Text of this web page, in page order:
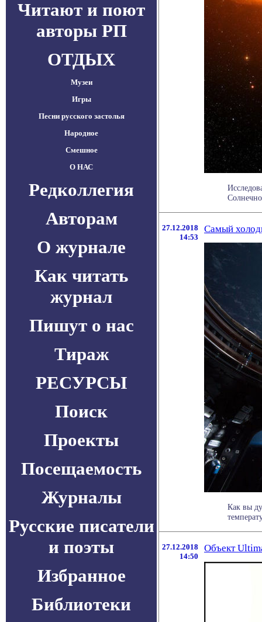
Читают и поют
авторы РП
ОТДЫХ
Музеи
Игры
Песни русского застолья
Народное
Смешное
О НАС
Редколлегия
Авторам
О журнале
Как читать
журнал
Пишут о нас
Тираж
РЕСУРСЫ
Поиск
Проекты
Посещаемость
Журналы
Русские писатели
и поэты
Избранное
Библиотеки
27.12.2018
14:53
Самый
Как вы
27.12.2018
14:50
Объект